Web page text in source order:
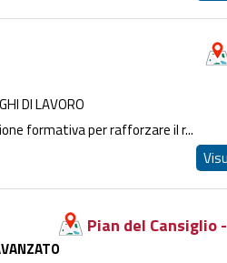
DI LAVORO
formativa per rafforzare il r...
Pian del Cansiglio